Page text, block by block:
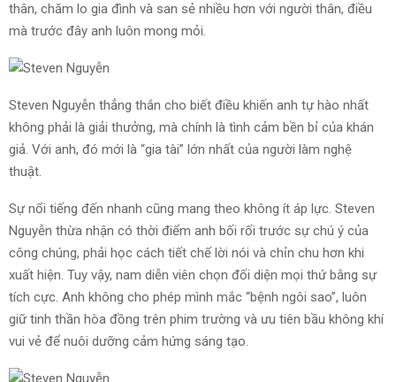
thân, chăm lo gia đình và san sẻ nhiều hơn với người thân, điều
mà trước đây anh luôn mong mỏi.
Steven Nguyễn thẳng thắn cho biết điều khiến anh tự hào nhất
không phải là giải thưởng, mà chính là tình cảm bền bỉ của khán
giả. Với anh, đó mới là “gia tài” lớn nhất của người làm nghệ
thuật.
Sự nổi tiếng đến nhanh cũng mang theo không ít áp lực. Steven
Nguyễn thừa nhận có thời điểm anh bối rối trước sự chú ý của
công chúng, phải học cách tiết chế lời nói và chỉn chu hơn khi
xuất hiện. Tuy vậy, nam diễn viên chọn đối diện mọi thứ bằng sự
tích cực. Anh không cho phép mình mắc “bệnh ngôi sao”, luôn
giữ tinh thần hòa đồng trên phim trường và ưu tiên bầu không khí
vui vẻ để nuôi dưỡng cảm hứng sáng tạo.